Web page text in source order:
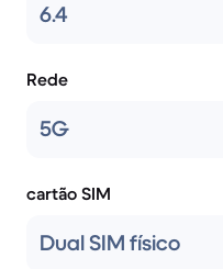
6.4
Rede
5G
cartão SIM
Dual SIM físico